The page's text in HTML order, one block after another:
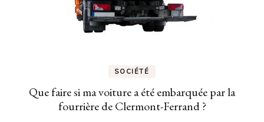
SOCIÉTÉ
Que faire si ma voiture a été embarquée par la
fourrière de Clermont-Ferrand ?